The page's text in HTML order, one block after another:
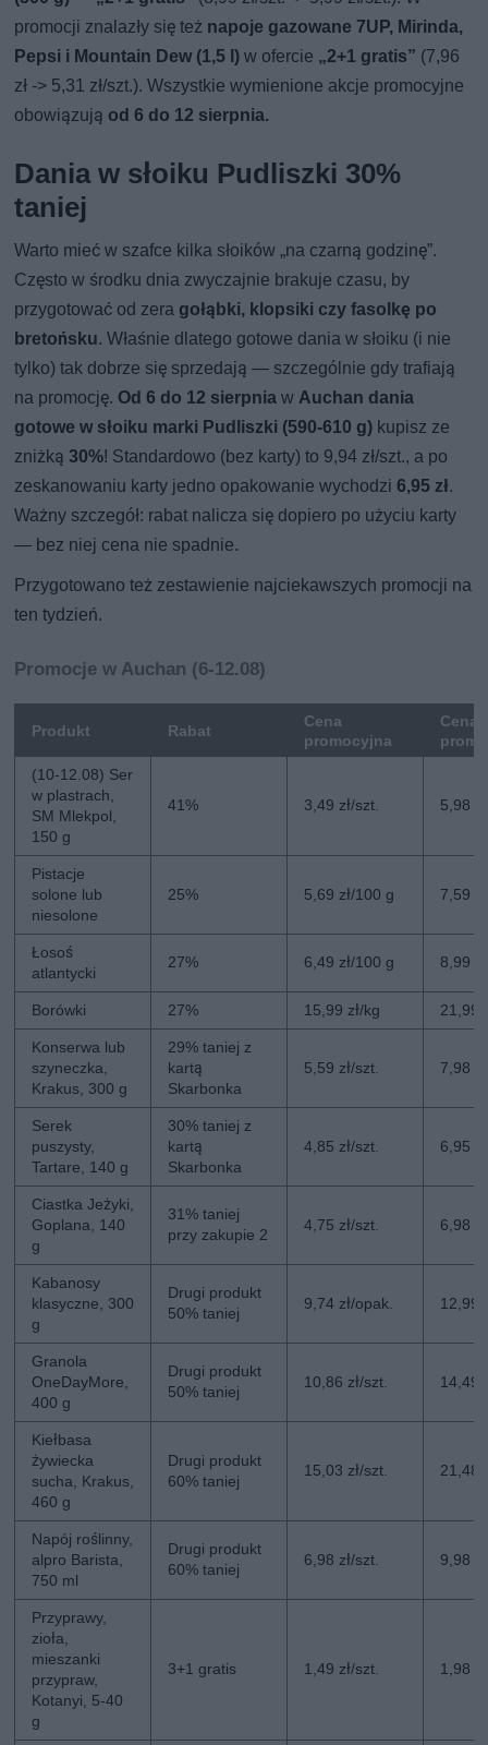
promocji znalazły się też napoje gazowane 7UP, Mirinda,
Pepsi i Mountain Dew (1,5 l) w ofercie „2+1 gratis” (7,96
zł -> 5,31 zł/szt.). Wszystkie wymienione akcje promocyjne
obowiązują od 6 do 12 sierpnia.
Dania w słoiku Pudliszki 30%
taniej
Warto mieć w szafce kilka słoików „na czarną godzinę”.
Często w środku dnia zwyczajnie brakuje czasu, by
przygotować od zera gołąbki, klopsiki czy fasolkę po
bretońsku. Właśnie dlatego gotowe dania w słoiku (i nie
tylko) tak dobrze się sprzedają — szczególnie gdy trafiają
na promocję. Od 6 do 12 sierpnia wAuchan dania
gotowe w słoiku marki Pudliszki (590-610 g) kupisz ze
zniżką30%! Standardowo (bez karty) to 9,94 zł/szt., a po
zeskanowaniu karty jedno opakowanie wychodzi6,95 zł.
Ważny szczegół: rabat nalicza się dopiero po użyciu karty
— bez niej cena nie spadnie.
Przygotowano też zestawienie najciekawszych promocji na
ten tydzień.
Promocje w Auchan (6-12.08)
Produkt Rabat
Cena
promocyjna
Cena
(10-12.08) Ser
w plastrach,
SM Mlekpol,
150 g
41% 3,49 zł/szt. 5,98
Pistacje
solone lub
niesolone
25% 5,69 zł/100 g 7,59
Łosoś
atlantycki
27% 6,49 zł/100 g 8,99
Borówki 27% 15,99 zł/kg 21,99
Konserwa lub
szyneczka,
Krakus, 300 g
29% taniej z
kartą
Skarbonka
5,59 zł/szt. 7,98
Serek
puszysty,
Tartare, 140 g
30% taniej z
kartą
Skarbonka
4,85 zł/szt. 6,95
Ciastka Jeżyki,
Goplana, 140
g
31% taniej
przy zakupie 2
4,75 zł/szt. 6,98
Kabanosy
klasyczne, 300
g
Drugi produkt
50% taniej
9,74 zł/opak. 12,99
Granola
OneDayMore,
400 g
Drugi produkt
50% taniej
10,86 zł/szt. 14,49
Kiełbasa
żywiecka
sucha, Krakus,
460 g
Drugi produkt
60% taniej
15,03 zł/szt. 21,48
Napój roślinny,
alpro Barista,
750 ml
Drugi produkt
60% taniej
6,98 zł/szt. 9,98
Przyprawy,
zioła,
mieszanki
przypraw,
Kotanyi, 5-40
g
3+1 gratis 1,49 zł/szt. 1,98